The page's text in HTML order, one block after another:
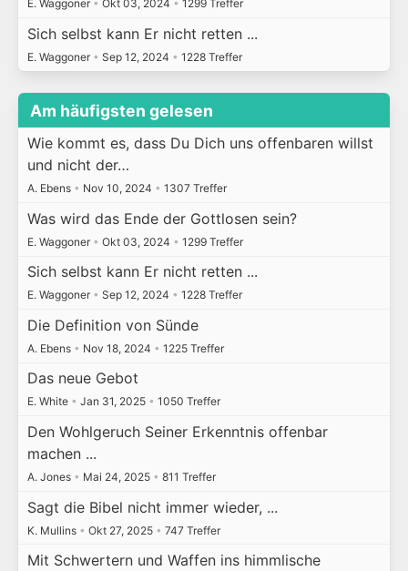
E. Waggoner • Okt 03, 2024 • 1299 Treffer
Sich selbst kann Er nicht retten ...
E. Waggoner • Sep 12, 2024 • 1228 Treffer
Am häufigsten gelesen
Wie kommt es, dass Du Dich uns offenbaren willst
und nicht der…
A. Ebens • Nov 10, 2024 • 1307 Treffer
Was wird das Ende der Gottlosen sein?
E. Waggoner • Okt 03, 2024 • 1299 Treffer
Sich selbst kann Er nicht retten ...
E. Waggoner • Sep 12, 2024 • 1228 Treffer
Die Definition von Sünde
A. Ebens • Nov 18, 2024 • 1225 Treffer
Das neue Gebot
E. White • Jan 31, 2025 • 1050 Treffer
Den Wohlgeruch Seiner Erkenntnis offenbar
machen ...
A. Jones • Mai 24, 2025 • 811 Treffer
Sagt die Bibel nicht immer wieder, ...
K. Mullins • Okt 27, 2025 • 747 Treffer
Mit Schwertern und Waffen ins himmlische